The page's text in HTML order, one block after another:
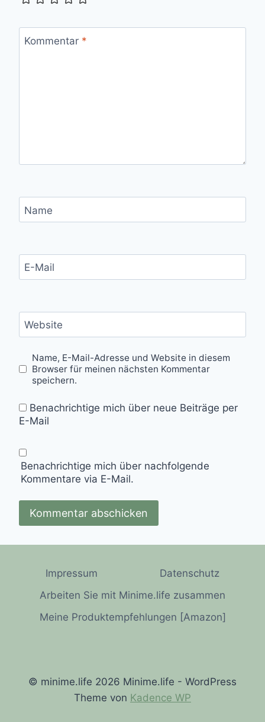
Kommentar *
Name
E-Mail
Website
Name, E-Mail-Adresse und Website in diesem
Browser für meinen nächsten Kommentar
speichern.
Benachrichtige mich über neue Beiträge per
E-Mail
Benachrichtige mich über nachfolgende
Kommentare via E-Mail.
Impressum
Datenschutz
Arbeiten Sie mit Minime.life zusammen
Meine Produktempfehlungen [Amazon]
© minime.life 2026 Minime.life - WordPress
Theme von Kadence WP